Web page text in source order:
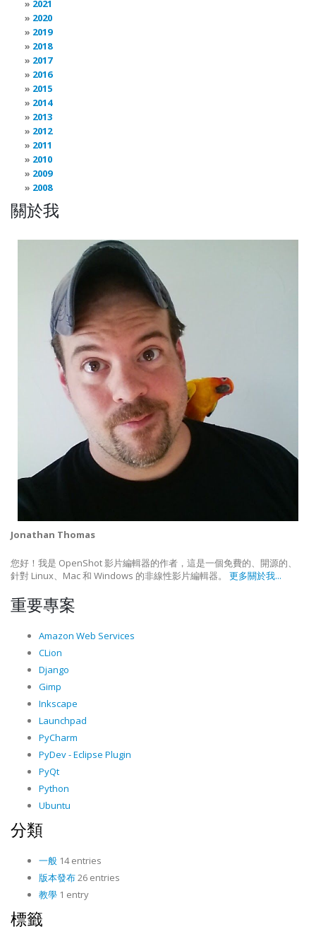
2021
2020
2019
2018
2017
2016
2015
2014
2013
2012
2011
2010
2009
2008
關於我
Jonathan Thomas
您好！我是 OpenShot 影片編輯器的作者，這是一個免費的、開源的、
針對 Linux、Mac 和 Windows 的非線性影片編輯器。 更多關於我...
重要專案
Amazon Web Services
CLion
Django
Gimp
Inkscape
Launchpad
PyCharm
PyDev - Eclipse Plugin
PyQt
Python
Ubuntu
分類
一般 14 entries
版本發布26 entries
教學 1 entry
標籤